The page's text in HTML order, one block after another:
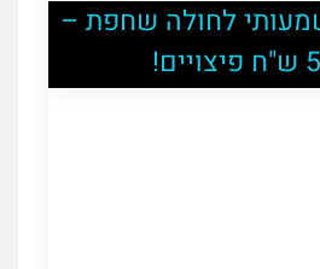
לחולה שחפת –